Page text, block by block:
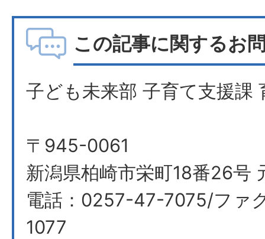
この記事に関するお
子ども未来部 子育て支援課
〒945-0061
新潟県柏崎市栄町18番26号
電話：0257-47-7075/ファ
1077